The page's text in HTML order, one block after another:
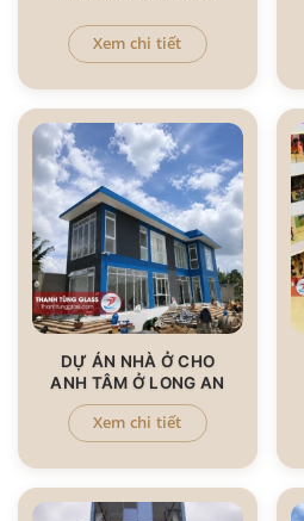
Xem chi tiết
DỰ ÁN NHÀ Ở CHO
ANH TÂM Ở LONG AN
Xem chi tiết